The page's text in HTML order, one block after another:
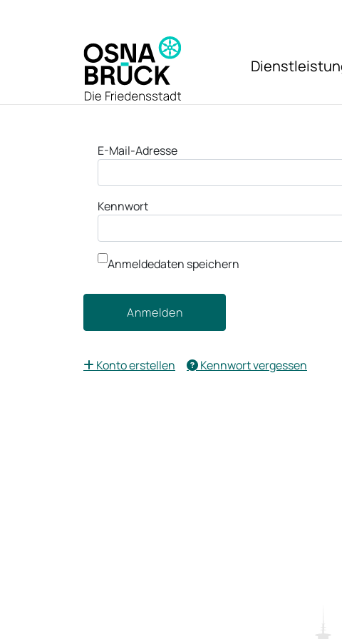
Anmeldung
E-Mail-Adresse
Kennwort
Anmeldedaten speichern
Anmelden
Konto erstellen Kennwort vergessen